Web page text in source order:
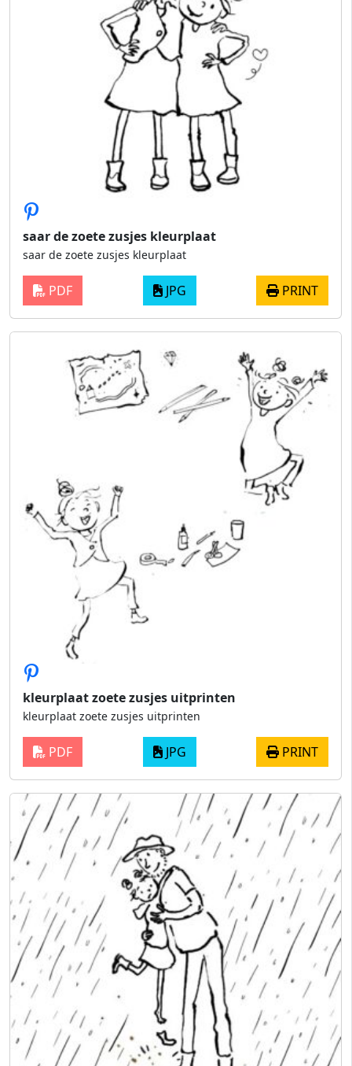
saar de zoete zusjes kleurplaat
saar de zoete zusjes kleurplaat
PDF JPG PRINT
kleurplaat zoete zusjes uitprinten
kleurplaat zoete zusjes uitprinten
PDF JPG PRINT